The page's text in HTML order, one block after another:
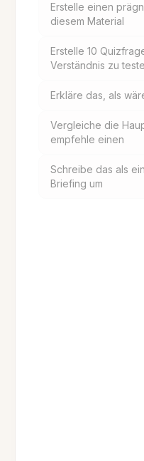
Erstelle einen
diesem Material
Erstelle 10
Verständnis zu
Erkläre das, als
Vergleiche die
empfehle einen
Schreibe das als
Briefing um